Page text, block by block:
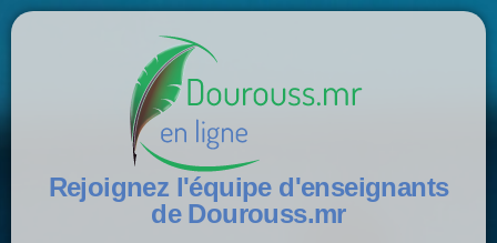
Rejoignez l'équipe d'enseignants
de Dourouss.mr